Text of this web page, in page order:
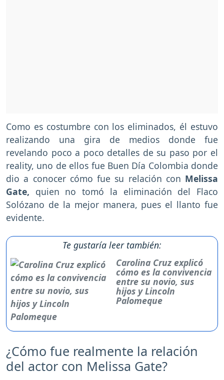
Como es costumbre con los eliminados, él estuvo
realizando una gira de medios donde fue
revelando poco a poco detalles de su paso por el
reality, uno de ellos fue Buen Día Colombia donde
dio a conocer cómo fue su relación con Melissa
Gate, quien no tomó la eliminación del Flaco
Solózano de la mejor manera, pues el llanto fue
evidente.
Te gustaría leer también:
Carolina Cruz explicó
cómo es la convivencia
entre su novio, sus
hijos y Lincoln
Palomeque
¿Cómo fue realmente la relación
del actor con Melissa Gate?